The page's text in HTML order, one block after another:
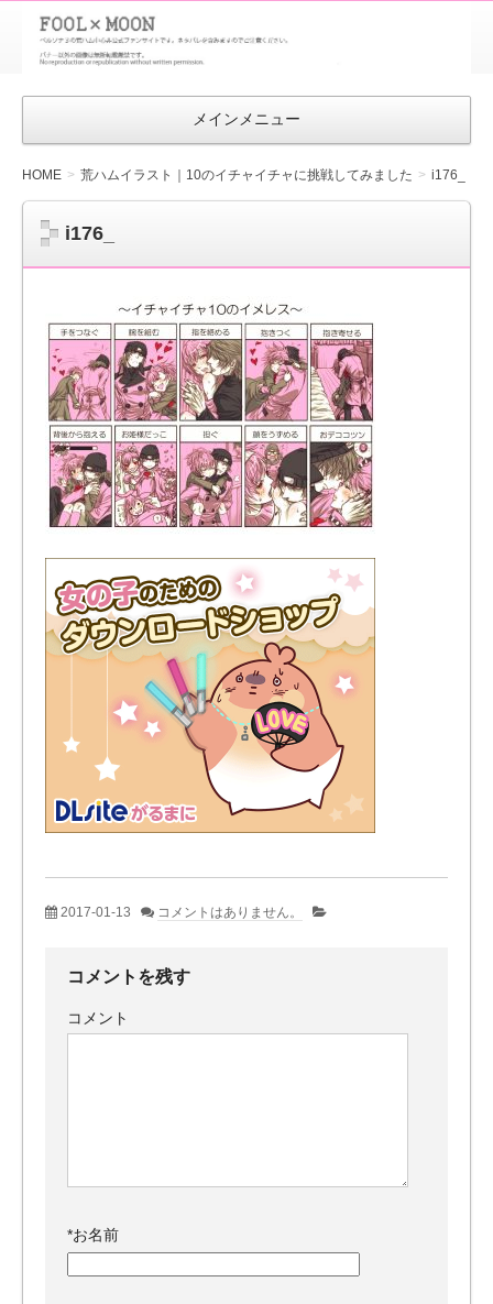
FOOL×MOON
｜ペルソナ
3 荒ハム中
メインメニュー
HOME 荒ハムイラスト｜10のイチャイチャに挑戦してみました i176_
i176_
2017-01-13 コメントはありません。
コメントを残す
コメント
*お名前